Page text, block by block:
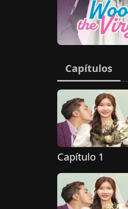
Capítulos
Capítulo 1